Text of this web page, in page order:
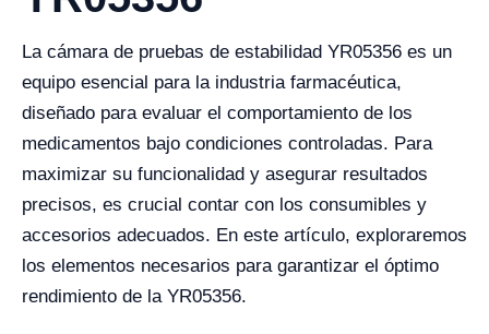
La cámara de pruebas de estabilidad YR05356 es un
equipo esencial para la industria farmacéutica,
diseñado para evaluar el comportamiento de los
medicamentos bajo condiciones controladas. Para
maximizar su funcionalidad y asegurar resultados
precisos, es crucial contar con los consumibles y
accesorios adecuados. En este artículo, exploraremos
los elementos necesarios para garantizar el óptimo
rendimiento de la YR05356.